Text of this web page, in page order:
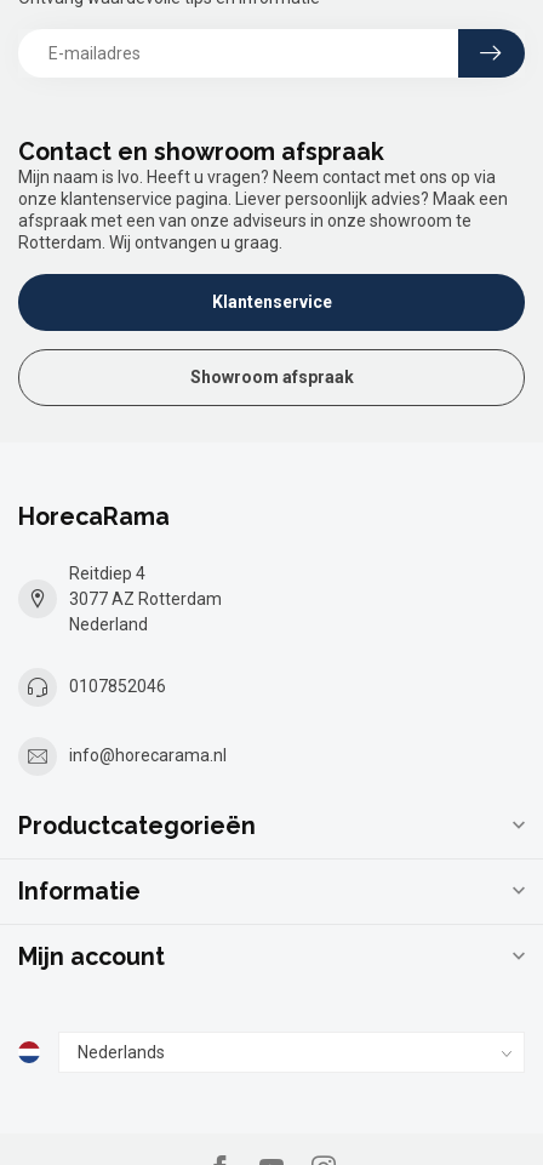
Contact en showroom afspraak
Mijn naam is Ivo. Heeft u vragen? Neem contact met ons op via
onze klantenservice pagina. Liever persoonlijk advies? Maak een
afspraak met een van onze adviseurs in onze showroom te
Rotterdam. Wij ontvangen u graag.
Klantenservice
Showroom afspraak
HorecaRama
Reitdiep 4
3077 AZ Rotterdam
Nederland
0107852046
info@horecarama.nl
Productcategorieën
Informatie
Mijn account